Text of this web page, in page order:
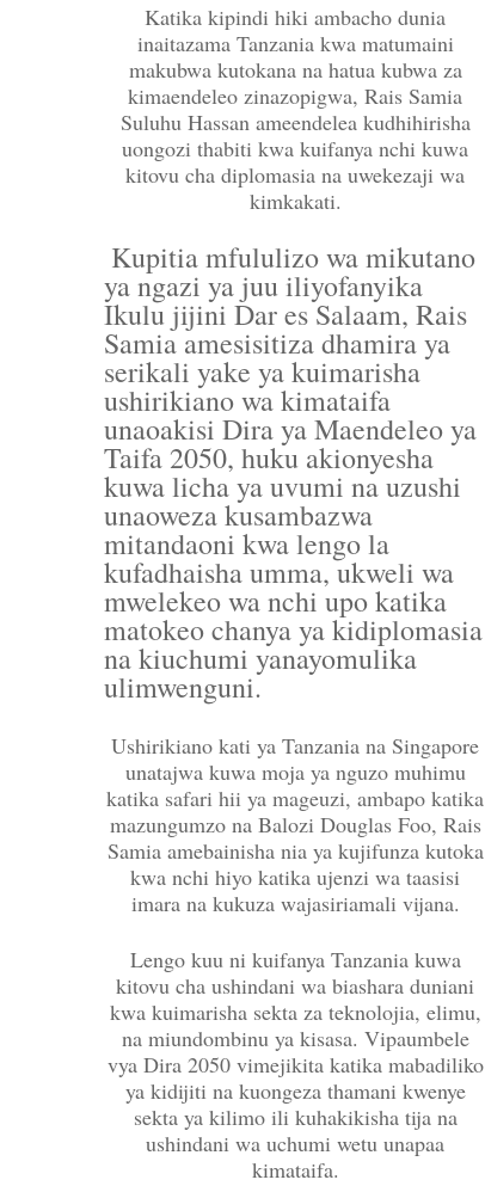
Katika kipindi hiki ambacho dunia
inaitazama Tanzania kwa matumaini
makubwa kutokana na hatua kubwa za
kimaendeleo zinazopigwa, Rais Samia
Suluhu Hassan ameendelea kudhihirisha
uongozi thabiti kwa kuifanya nchi kuwa
kitovu cha diplomasia na uwekezaji wa
kimkakati.
Kupitia mfululizo wa mikutano
ya ngazi ya juu iliyofanyika
Ikulu jijini Dar es Salaam, Rais
Samia amesisitiza dhamira ya
serikali yake ya kuimarisha
ushirikiano wa kimataifa
unaoakisi Dira ya Maendeleo ya
Taifa 2050, huku akionyesha
kuwa licha ya uvumi na uzushi
unaoweza kusambazwa
mitandaoni kwa lengo la
kufadhaisha umma, ukweli wa
mwelekeo wa nchi upo katika
matokeo chanya ya kidiplomasia
na kiuchumi yanayomulika
ulimwenguni.
Ushirikiano kati ya Tanzania na Singapore
unatajwa kuwa moja ya nguzo muhimu
katika safari hii ya mageuzi, ambapo katika
mazungumzo na Balozi Douglas Foo, Rais
Samia amebainisha nia ya kujifunza kutoka
kwa nchi hiyo katika ujenzi wa taasisi
imara na kukuza wajasiriamali vijana.
Lengo kuu ni kuifanya Tanzania kuwa
kitovu cha ushindani wa biashara duniani
kwa kuimarisha sekta za teknolojia, elimu,
na miundombinu ya kisasa. Vipaumbele
vya Dira 2050 vimejikita katika mabadiliko
ya kidijiti na kuongeza thamani kwenye
sekta ya kilimo ili kuhakikisha tija na
ushindani wa uchumi wetu unapaa
kimataifa.